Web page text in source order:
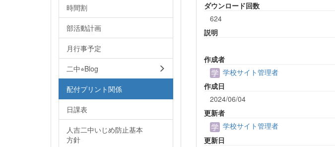
ダウンロード回数
624
説明
作成者
学校サイト管理者
作成日
2024/06/04
更新者
学校サイト管理者
更新日
時間割
部活動計画
月行事予定
二中⭐︎Blog
配付プリント関係
日課表
人吉二中いじめ防止基本
方針